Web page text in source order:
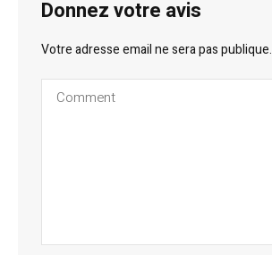
Donnez votre avis
Votre adresse email ne sera pas publique.